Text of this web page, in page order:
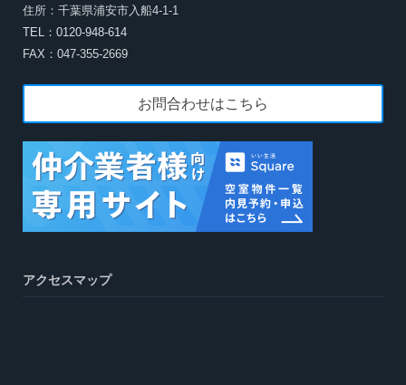
住所：千葉県浦安市入船4-1-1
TEL：0120-948-614
FAX：047-355-2669
お問合わせはこちら
アクセスマップ